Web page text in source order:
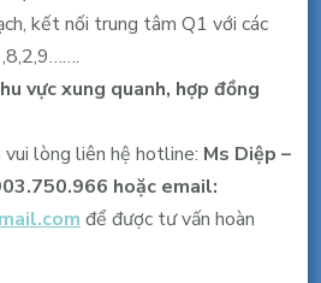
kết nối trung tâm Q1 với các
vực xung quanh, hợp đồng
vui lòng liên hệ hotline: Ms Diệp –
hoặc email:
để được tư vấn hoàn